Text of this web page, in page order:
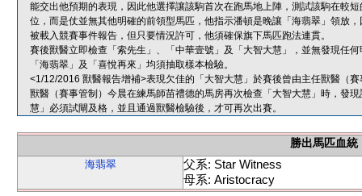
能交出他預期的表現，因此他選擇讓該駒首次在跑馬地上陣，測試該駒在較
位，而是仗並無其他明確的前領型馬匹，他指示潘頓是晚讓「海翡翠」領放
被載入競賽事件報告，但只要情況許可，他須確保旗下馬匹跑法連貫。
賽後獸醫立即檢查「索先生」、「中華壹號」及「大智大慧」，並無發現任
「海翡翠」及「喜悅再來」均須抽取樣本檢驗。
<1/12/2016 獸醫報告增補>表現欠佳的「大智大慧」於賽後曾由主任獸醫（
獸醫（賽事管制）今晨在練馬師苗禮德的馬房再次檢查「大智大慧」時，發
慧」必須試閘及格，並且通過獸醫檢驗後，才可再次出賽。
勝出馬匹血統
海翡翠
父系: Star Witness
母系: Aristocracy